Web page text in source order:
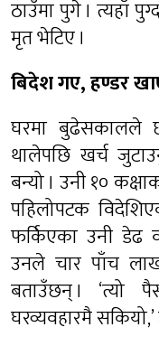
ठाउँमा पुगे । त्यहाँ
मृत भेटिए ।
बिदेश गए, हण्डर
घरमा बुढेसकालले
थालेपछि खर्च
बन्यो । उनी १०
पहिलोपटक
फर्किएका उनी डेढ
उनले चार पाँच
बताउँछन् । ‘त्यो
घरव्यवहारमै